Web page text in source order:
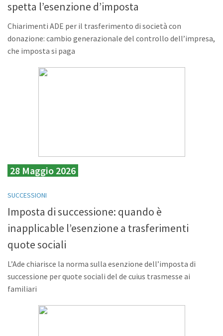
spetta l’esenzione d’imposta
Chiarimenti ADE per il trasferimento di società con
donazione: cambio generazionale del controllo dell’impresa,
che imposta si paga
28 Maggio 2026
SUCCESSIONI
Imposta di successione: quando è
inapplicable l’esenzione a trasferimenti
quote sociali
L’Ade chiarisce la norma sulla esenzione dell’imposta di
successione per quote sociali del de cuius trasmesse ai
familiari